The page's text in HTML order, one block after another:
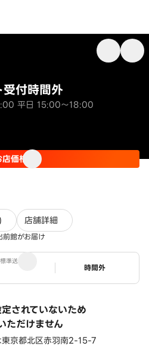
受付時間外
平日 15:00～18:00
価格
7件のレビュー
店舗詳細
前館がお届け
標準送料
ステータス
時間外
されていないため
ただけません
東京都北区赤羽南2-15-7